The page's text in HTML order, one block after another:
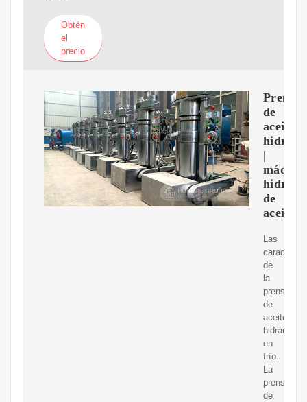
Obtén
el
precio
Prensa
de
aceite
|
de
aceite
Las
de
la
prensa
de
aceite
hidráulico
en
frío.
La
prensa
de